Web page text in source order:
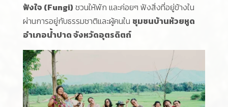
ฟังใจ (Fungi) ชวนให้พัก และค่อยๆ ฟังสิ่งที่อยู่ข้างใน
ผ่านการอยู่กับธรรมชาติและผู้คนใน ชุมชนบ้านห้วยหูด
อำเภอน้ำปาด จังหวัดอุตรดิตถ์